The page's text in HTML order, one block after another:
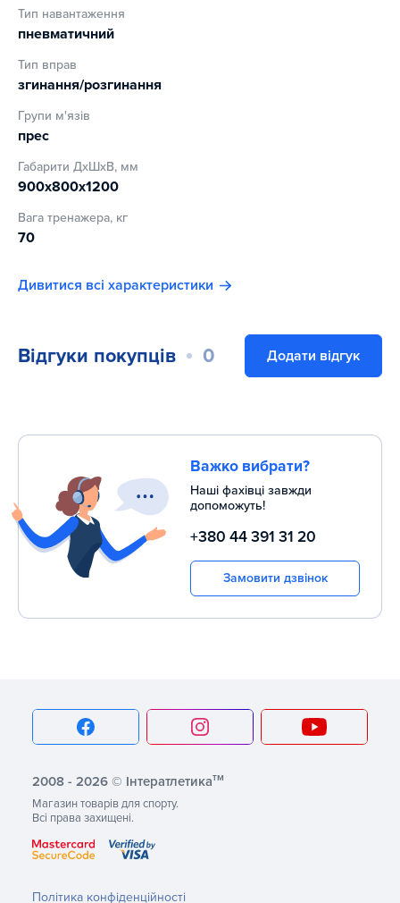
Тип навантаження
пневматичний
Тип вправ
згинання/розгинання
Групи м'язів
прес
Габарити ДхШхВ, мм
900x800x1200
Вага тренажера, кг
70
Дивитися всі характеристики
Відгуки покупців 0 Додати відгук
Важко вибрати?
Наші фахівці завжди
допоможуть!
+380 44 391 31 20
Замовити дзвінок
2008 - 2026 © Інтератлетикатм
Магазин товарів для спорту.
Всі права захищені.
Політика конфіденційності